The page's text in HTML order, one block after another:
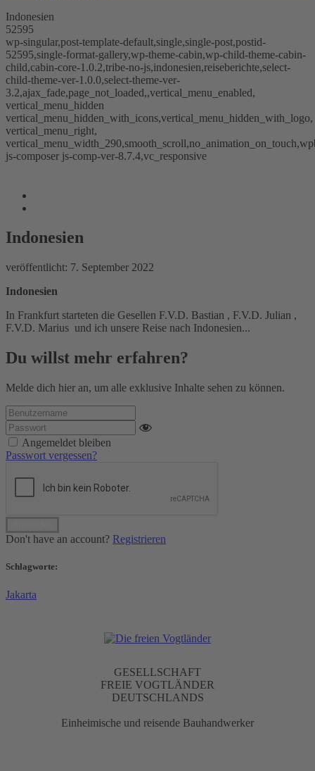
Indonesien
52595
wp-singular,post-template-default,single,single-post,postid-
52595,single-format-gallery,wp-theme-cabin,wp-child-theme-cabin-
child,cabin-core-1.0.2,tribe-no-js,indonesien,reiseberichte,select-
child-theme-ver-1.0.0,select-theme-ver-
3.2,ajax_fade,page_not_loaded,,vertical_menu_enabled,
vertical_menu_hidden
vertical_menu_hidden_with_icons,vertical_menu_hidden_with_logo,
vertical_menu_right,
js-composer js-comp-ver-8.7.4,vc_responsive
Indonesien
Indonesien
veröffentlicht: 7. September 2022
Indonesien
In Frankfurt starteten die Gesellen F.V.D. Bastian , F.V.D. Julian ,
F.V.D. Marius und ich unsere Reise nach Indonesien...
Du willst mehr erfahren?
Melde dich hier an, um alle exklusive Inhalte sehen zu können.
Angemeldet bleiben
Passwort vergessen?
Don't have an account? Registrieren
Schlagworte:
Jakarta
GESELLSCHAFT
FREIE VOGTLÄNDER
DEUTSCHLANDS
Einheimische und reisende Bauhandwerker